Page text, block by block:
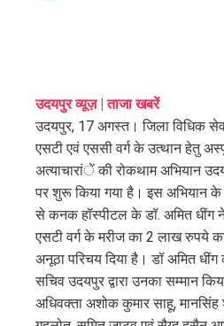
उदयपुर व्यूज़ | ताजा खबरें
उदयपुर, 17 अगस्त। जिला विधिक
एसटी एवं एससी वर्ग के उत्थान हेतु
अत्याचारांें की रोकथाम अभियान
पर शुरू किया गया है। इस अभियान
से कनक हॉस्पीटल के डॉ. अमित धींग
एसटी वर्ग के मरीज का 2 लाख रुपये
अनूठा परिचय दिया है। डॉ अमित
सचिव उदयपुर द्वारा उनका सम्मान
अधिवक्ता अशोक कुमार साहू, मानसिंह